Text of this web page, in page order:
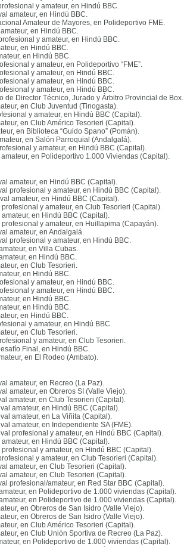
y amateur, en Hindú BBC.
amateur, en Hindú BBC.
Amateur de Mayores, en Polideportivo FME.
en Hindú BBC.
y amateur, en Hindú BBC.
en Hindú BBC.
en Hindú BBC.
y amateur, en Polideportivo “FME”.
y amateur, en Hindú BBC.
y amateur, en Hindú BBC.
y amateur, en Hindú BBC.
de Director Técnico, Jurado y Árbitro Provincial de Box.
en Club Juventud (Tinogasta).
y amateur, en Hindú BBC (Capital).
en Club Américo Tesorieri (Capital).
en Biblioteca “Guido Spano” (Pomán).
en Salón Parroquial (Andalgalá).
y amateur, en Hindú BBC (Capital).
amateur, en Polideportivo 1.000 Viviendas (Capital).
amateur, en Hindú BBC (Capital).
profesional y amateur, en Hindú BBC (Capital).
amateur, en Hindú BBC (Capital).
profesional y amateur, en Club Tesorieri (Capital).
amateur, en Hindú BBC (Capital).
profesional y amateur, en Huillapima (Capayán).
amateur, en Andalgalá.
profesional y amateur, en Hindú BBC.
en Villa Cubas.
en Hindú BBC.
en Club Tesorieri.
en Hindú BBC.
y amateur, en Hindú BBC.
y amateur, en Hindú BBC.
en Hindú BBC.
en Hindú BBC.
en Hindú BBC.
y amateur, en Hindú BBC.
en Club Tesorieri.
y amateur, en Club Tesorieri.
Final, en Hindú BBC.
en El Rodeo (Ambato).
amateur, en Recreo (La Paz).
amateur, en Obreros SI (Valle Viejo).
amateur, en Club Tesorieri (Capital).
amateur, en Hindú BBC (Capital).
amateur, en La Viñita (Capital).
amateur, en Independiente SA (FME).
profesional y amateur, en Hindú BBC (Capital).
amateur, en Hindú BBC (Capital).
profesional y amateur, en Hindú BBC (Capital).
y amateur, en Club Tesorieri (Capital).
amateur, en Club Tesorieri (Capital).
amateur, en Club Tesorieri (Capital).
profesional/amateur, en Red Star BBC (Capital).
en Polideportivo de 1.000 viviendas (Capital).
en Polideportivo de 1.000 viviendas (Capital).
en Obreros de San Isidro (Valle Viejo).
en Obreros de San Isidro (Valle Viejo).
en Club Américo Tesorieri (Capital).
en Club Unión Sportiva de Recreo (La Paz).
en Polideportivo de 1.000 viviendas (Capital).